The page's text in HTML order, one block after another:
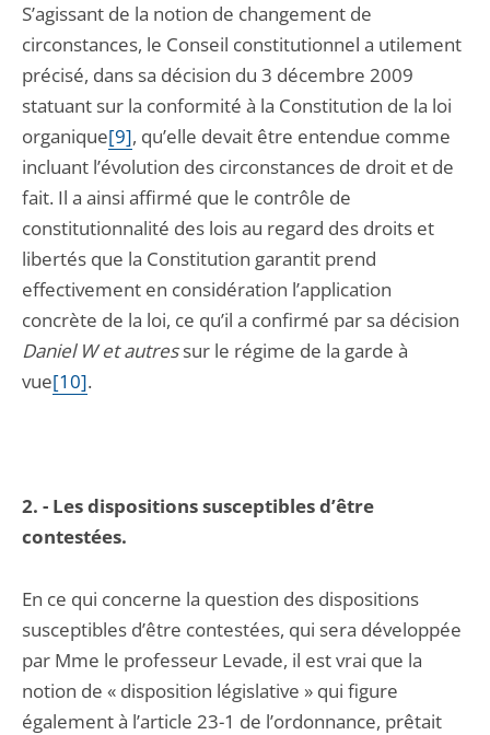
S’agissant de la notion de changement de
circonstances, le Conseil constitutionnel a utilement
précisé, dans sa décision du 3 décembre 2009
statuant sur la conformité à la Constitution de la loi
organique[9], qu’elle devait être entendue comme
incluant l’évolution des circonstances de droit et de
fait. Il a ainsi affirmé que le contrôle de
constitutionnalité des lois au regard des droits et
libertés que la Constitution garantit prend
effectivement en considération l’application
concrète de la loi, ce qu’il a confirmé par sa décision
Daniel W et autressur le régime de la garde à
vue[10].
2. - Les dispositions susceptibles d’être
contestées.
En ce qui concerne la question des dispositions
susceptibles d’être contestées, qui sera développée
par Mme le professeur Levade, il est vrai que la
notion de « disposition législative » qui figure
également à l’article 23-1 de l’ordonnance, prêtait